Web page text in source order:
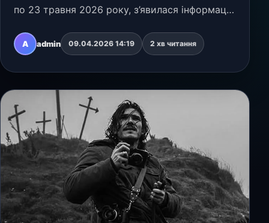
по 23 травня 2026 року, з’явилася інформація
новий фільм "Остання фотографія" (The Last
Photograph…
A admin 09.04.2026 14:19 2 хв читання